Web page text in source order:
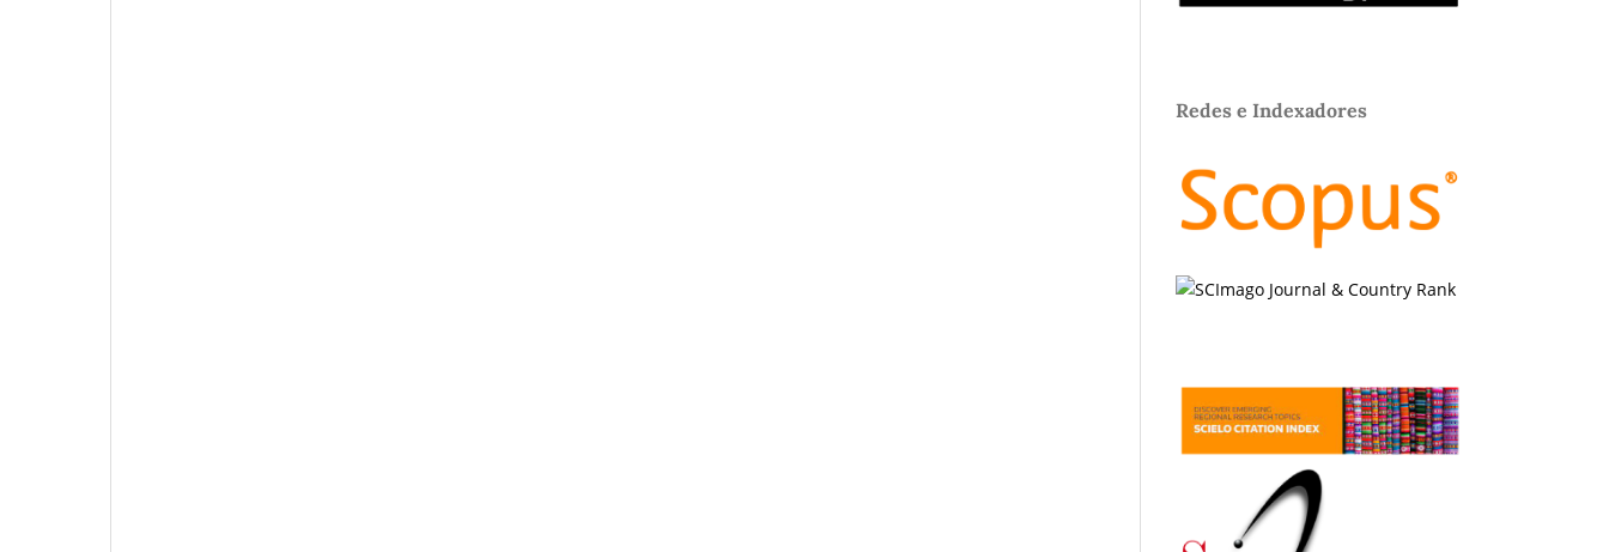
Redes e Indexadores